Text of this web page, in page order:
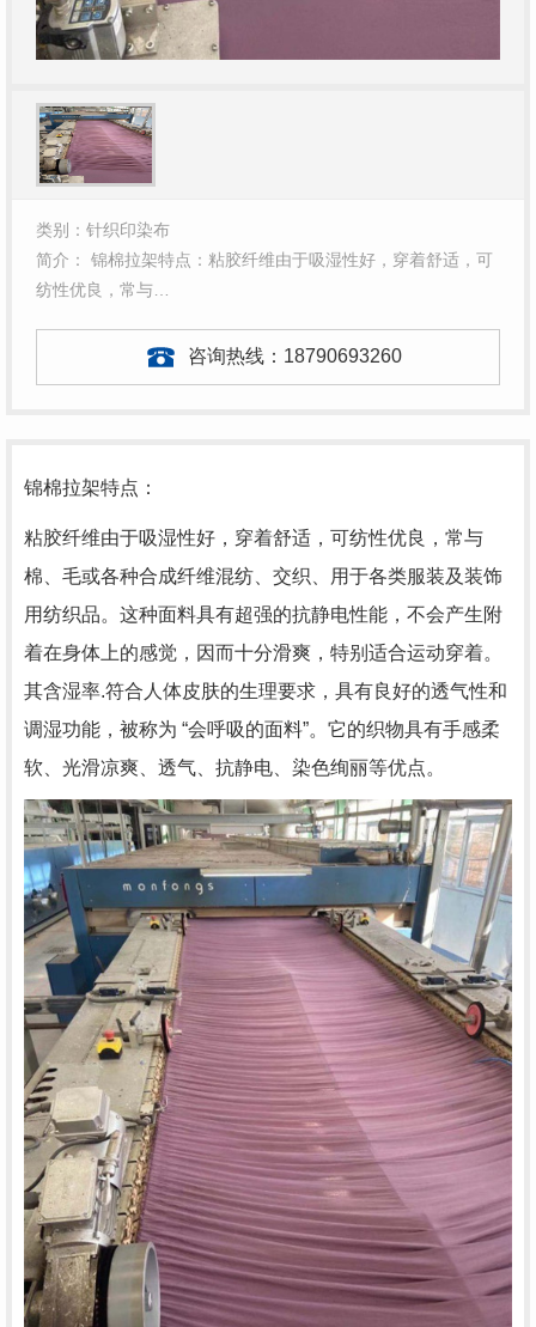
类别：针织印染布
简介： 锦棉拉架特点：粘胶纤维由于吸湿性好，穿着舒适，可
纺性优良，常与…
咨询热线： 18790693260
锦棉拉架特点：
粘胶纤维由于吸湿性好，穿着舒适，可纺性优良，常与
棉、毛或各种合成纤维混纺、交织、用于各类服装及装饰
用纺织品。这种面料具有超强的抗静电性能，不会产生附
着在身体上的感觉，因而十分滑爽，特别适合运动穿着。
其含湿率.符合人体皮肤的生理要求，具有良好的透气性和
调湿功能，被称为 “会呼吸的面料”。它的织物具有手感柔
软、光滑凉爽、透气、抗静电、染色绚丽等优点。